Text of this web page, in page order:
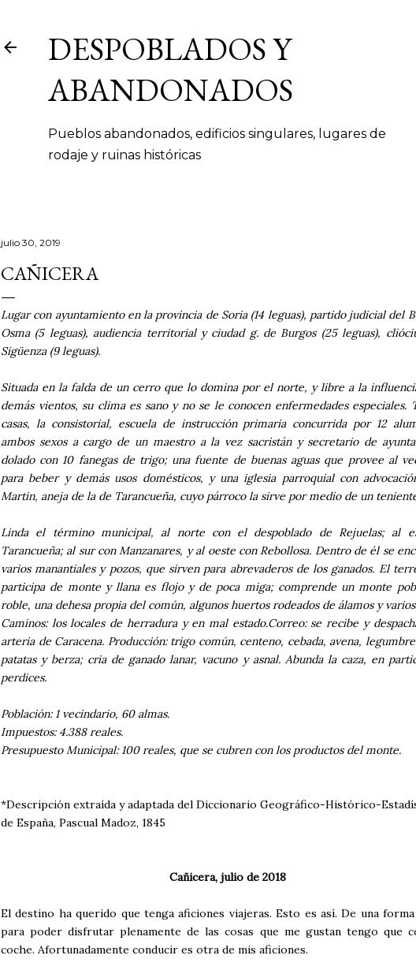
DESPOBLADOS Y
ABANDONADOS
Pueblos abandonados, edificios singulares, lugares de
rodaje y ruinas históricas
julio 30, 2019
CAÑICERA
Lugar con ayuntamiento en la provincia de Soria (14 leguas), partido judicial del
Osma (5 leguas), audiencia territorial y ciudad g. de Burgos (25 leguas),
Sigüenza (9 leguas).
Situada en la falda de un cerro que lo domina por el norte, y libre a la
demás vientos, su clima es sano y no se le conocen enfermedades especiales.
casas, la consistorial, escuela de instrucción primaria concurrida por 12
ambos sexos a cargo de un maestro a la vez sacristán y secretario de
dolado con 10 fanegas de trigo; una fuente de buenas aguas que provee al
para beber y demás usos domésticos, y una iglesia parroquial con
Martin, aneja de la de Tarancueña, cuyo párroco la sirve por medio de un
Linda el término municipal, al norte con el despoblado de Rejuelas; al
Tarancueña; al sur con Manzanares, y al oeste con Rebollosa. Dentro de él se
varios manantiales y pozos, que sirven para abrevaderos de los ganados. El
participa de monte y llana es flojo y de poca miga; comprende un monte
roble, una dehesa propia del común, algunos huertos rodeados de álamos y
Caminos: los locales de herradura y en mal estado.Correo: se recibe y
arteria de Caracena. Producción: trigo común, centeno, cebada, avena,
patatas y berza; cria de ganado lanar, vacuno y asnal. Abunda la caza, en
perdices.
Población: 1 vecindario, 60 almas.
Impuestos: 4.388 reales.
Presupuesto Municipal: 100 reales, que se cubren con los productos del monte.
*Descripción extraída y adaptada del Diccionario Geográfico-Histórico-
de España, Pascual Madoz, 1845
Cañicera, julio de 2018
El destino ha querido que tenga aficiones viajeras. Esto es así. De una
para poder disfrutar plenamente de las cosas que me gustan tengo que
coche. Afortunadamente conducir es otra de mis aficiones.